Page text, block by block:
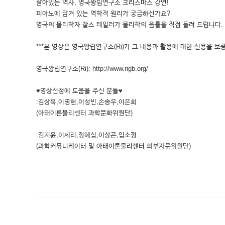
살아있는 역사, 영국왕립연구소 크리스마스 강연!
피아노에 담겨 있는 역학적 원리가 궁금하신가요?
영국의 물리학자 찰스 테일러가 물리학의 음률을 직접 들려 드립니다.
***본 영상은 영국왕립연구소(Ri)가 그 내용과 활용에 대한 신용을 보
영국왕립연구소(Ri): http://www.rigb.org/
♥영상선정에 도움을 주신 분들♥
:김상욱,이명현,이성빈,손승우,이은희
(아태이론물리센터 과학문화위원단)
:김지윤,이세리,정혜심,이상곤,임소정
(과학커뮤니케이터 및 아태이론물리센터 외부자문위원단)